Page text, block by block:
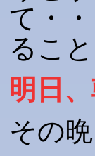
て・
るこ
明日
その